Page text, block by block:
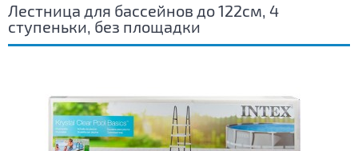
Лестница для бассейнов до 122см, 4
ступеньки, без площадки